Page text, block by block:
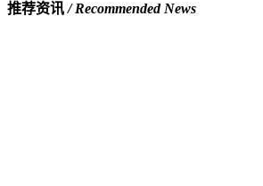
推荐资讯/ Recommended News